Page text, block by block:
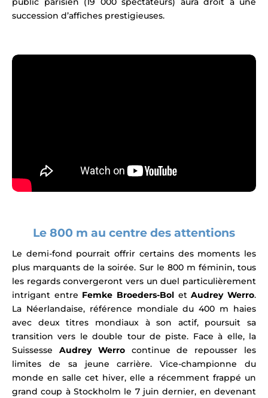
succession d’affiches prestigieuses.
Le 800 m au centre des attentions
Le demi-fond pourrait offrir certains des moments les
plus marquants de la soirée. Sur le 800 m féminin, tous
les regards convergeront vers un duel particulièrement
intrigant entre Femke Broeders-Bol etAudrey Werro.
La Néerlandaise, référence mondiale du 400 m haies
avec deux titres mondiaux à son actif, poursuit sa
transition vers le double tour de piste. Face à elle, la
Suissesse Audrey Werrocontinue de repousser les
limites de sa jeune carrière. Vice-championne du
monde en salle cet hiver, elle a récemment frappé un
grand coup à Stockholm le 7 juin dernier, en devenant